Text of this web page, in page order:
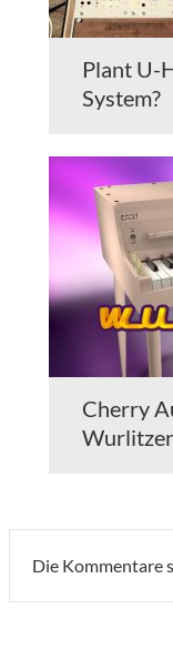
Plant U-
System?
Cherry
Die Kommentare